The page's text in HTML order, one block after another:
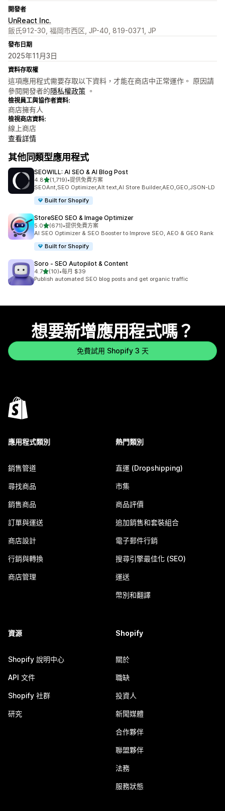
開發者
UnReact Inc.
飯氏912-30, 福岡市西区, JP-40, 819-0371, JP
發布日期
2025年11月3日
資料存取權
這項應用程式需要存取以下資料，才能在商店中正常運作。 原因請
參閱開發者的隱私權政策 。
檢視員工與協作者資料:
商店擁有人
檢視商店資料:
線上商店
查看詳情
其他同類型應用程式
SEOWILL: AI SEO & AI Blog Post
4.8滿分 5 顆星
(1,719)
共有 1719 則評價
•提供免費方案
SEOAnt,SEO Optimizer,Alt text,AI Store Builder,AEO,GEO,JSON-LD
Built for Shopify
StoreSEO SEO & Image Optimizer
5.0滿分 5 顆星
(671)
共有 671 則評價
•提供免費方案
AI SEO Optimizer & SEO Booster to Improve SEO, AEO & GEO Rank
Built for Shopify
Soro ‑ SEO Autopilot & Content
4.7滿分 5 顆星
(10)
共有 10 則評價
•每月 $39
Publish automated SEO blog posts and get organic traffic
想要新增應用程式嗎？
免費試用 Shopify 3 天
應用程式類別
銷售管道
尋找商品
銷售商品
訂單與運送
商店設計
行銷與轉換
商店管理
熱門類別
直運 (Dropshipping)
市集
商品評價
追加銷售和套裝組合
電子郵件行銷
搜尋引擎最佳化 (SEO)
運送
幣別和翻譯
資源
Shopify 說明中心
API 文件
Shopify 社群
研究
Shopify
關於
職缺
投資人
新聞媒體
合作夥伴
聯盟夥伴
法務
服務狀態